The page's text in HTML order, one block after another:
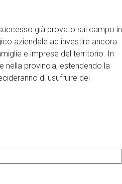
già provato sul campo in
aziendale ad investire ancora
e imprese del territorio. In
nella provincia, estendendo la
di usufruire dei